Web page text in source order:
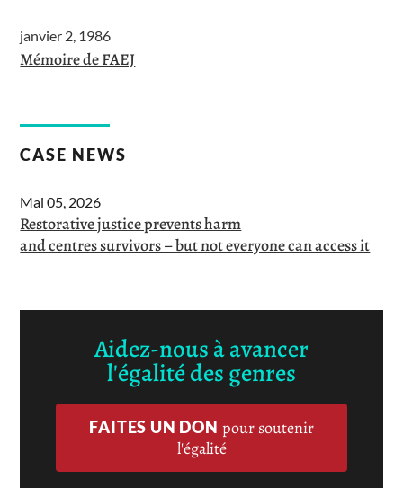
janvier 2, 1986
Mémoire de FAEJ
CASE NEWS
Mai 05, 2026
Restorative justice prevents harm
and centres survivors – but not everyone can access it
Aidez-nous à avancer
l'égalité des genres
FAITES UN DON pour soutenir
l'égalité